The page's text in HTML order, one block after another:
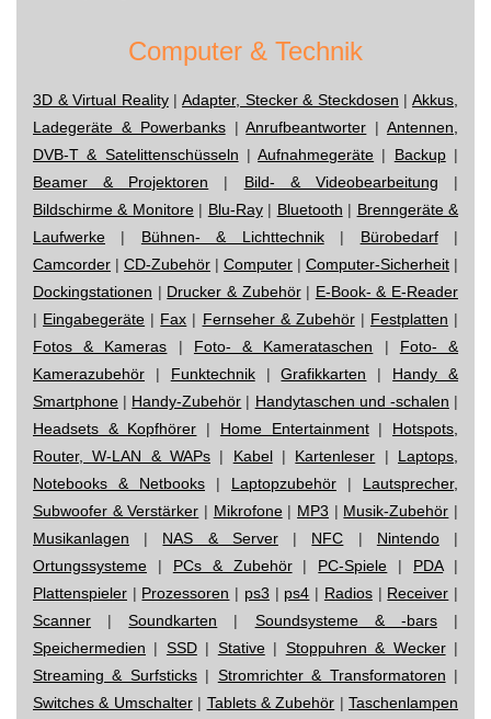
Computer & Technik
3D & Virtual Reality|Adapter, Stecker & Steckdosen |Akkus,
Ladegeräte & Powerbanks|Anrufbeantworter |Antennen,
DVB-T & Satelittenschüsseln |Aufnahmegeräte | Backup|
Beamer & Projektoren | Bild- & Videobearbeitung |
Bildschirme & Monitore| Blu-Ray| Bluetooth | Brenngeräte &
Laufwerke | Bühnen- & Lichttechnik| Bürobedarf|
Camcorder | CD-Zubehör | Computer | Computer-Sicherheit |
Dockingstationen | Drucker & Zubehör| E-Book- & E-Reader
| Eingabegeräte | Fax | Fernseher & Zubehör| Festplatten |
Fotos & Kameras | Foto- & Kamerataschen | Foto- &
Kamerazubehör | Funktechnik|Grafikkarten | Handy &
Smartphone | Handy-Zubehör | Handytaschen und -schalen |
Headsets & Kopfhörer | Home Entertainment| Hotspots,
Router, W-LAN & WAPs | Kabel| Kartenleser | Laptops,
Notebooks & Netbooks | Laptopzubehör | Lautsprecher,
Subwoofer & Verstärker | Mikrofone| MP3 | Musik-Zubehör |
Musikanlagen | NAS & Server| NFC | Nintendo|
Ortungssysteme | PCs & Zubehör| PC-Spiele | PDA|
Plattenspieler | Prozessoren | ps3 | ps4 | Radios| Receiver |
Scanner |Soundkarten | Soundsysteme & -bars|
Speichermedien | SSD| Stative| Stoppuhren & Wecker|
Streaming & Surfsticks| Stromrichter & Transformatoren |
Switches & Umschalter| Tablets & Zubehör | Taschenlampen